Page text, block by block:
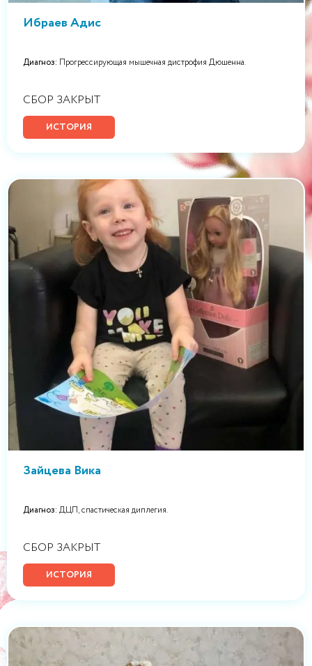
Ибраев Адис
Диагноз: Прогрессирующая мышечная дистрофия Дюшенна.
СБОР ЗАКРЫТ
ИСТОРИЯ
Зайцева Вика
Диагноз: ДЦП, спастическая диплегия.
СБОР ЗАКРЫТ
ИСТОРИЯ